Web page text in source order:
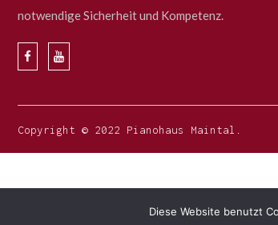
notwendige Sicherheit und Kompetenz.
Copyright © 2022 Pianohaus Maintal.
Diese Website benutzt